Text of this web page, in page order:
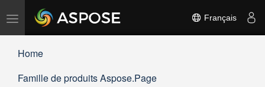
Basculer
Français
Home
Famille de produits Aspose.Page